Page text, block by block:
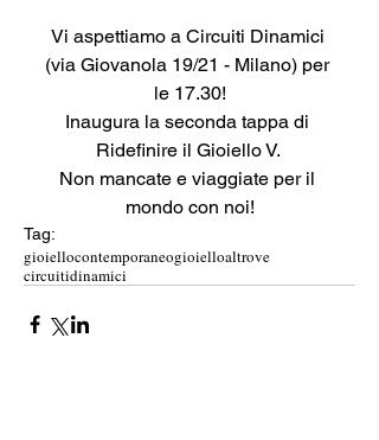
Vi aspettiamo a Circuiti Dinamici
(via Giovanola 19/21 - Milano) per
le 17.30!
Inaugura la seconda tappa di
Ridefinire il Gioiello V.
Non mancate e viaggiate per il
mondo con noi!
Tag:
gioiellocontemporaneogioielloaltrove
circuitidinamici